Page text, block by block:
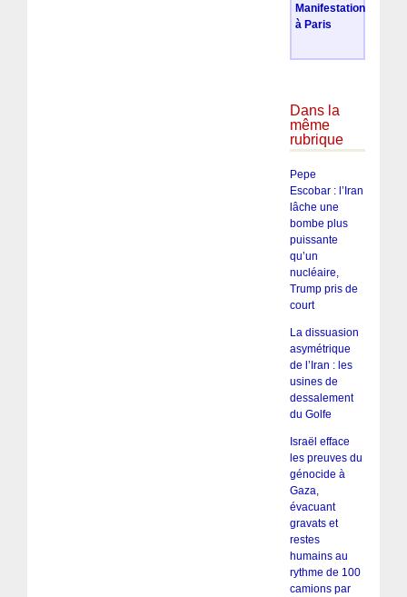
Manifestation
à Paris
Dans la
même
rubrique
Pepe
Escobar : l’Iran
lâche une
bombe plus
puissante
qu’un
nucléaire,
Trump pris de
court
La dissuasion
asymétrique
de l’Iran : les
usines de
dessalement
du Golfe
Israël efface
les preuves du
génocide à
Gaza,
évacuant
gravats et
restes
humains au
rythme de 100
camions par